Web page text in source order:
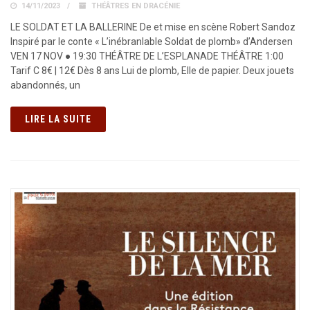
14/11/2023 THÉÂTRES EN DRACÉNIE
LE SOLDAT ET LA BALLERINE De et mise en scène Robert Sandoz
Inspiré par le conte « L’inébranlable Soldat de plomb» d’Andersen
VEN 17 NOV ● 19:30 THÉÂTRE DE L’ESPLANADE THÉÂTRE 1:00
Tarif C 8€ | 12€ Dès 8 ans Lui de plomb, Elle de papier. Deux jouets
abandonnés, un
LIRE LA SUITE